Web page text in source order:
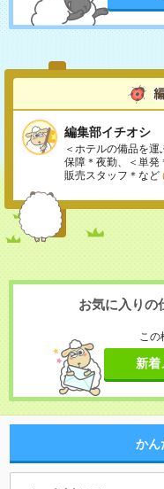
編集部イチオシ
＜ホテルの備品を
保障＊夜勤、＜単発
販売スタッフ＊など
お気に入りの
この
新着
かん